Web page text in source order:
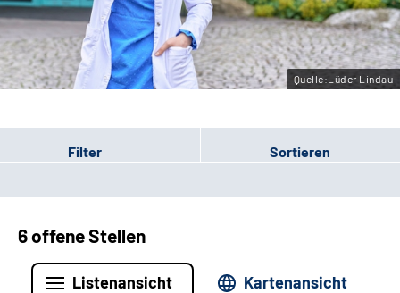
Leichte Sprache
Gebärdensprache
Quelle:Lüder Lindau
Filter Sortieren
6 offene Stellen
Listenansicht Kartenansicht